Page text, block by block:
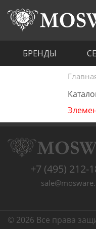
БРЕНДЫ
+7 (495) 212-
© 2026 Все права